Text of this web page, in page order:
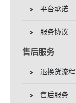
平台承诺
服务协议
售后服务
退换货流程
售后服务